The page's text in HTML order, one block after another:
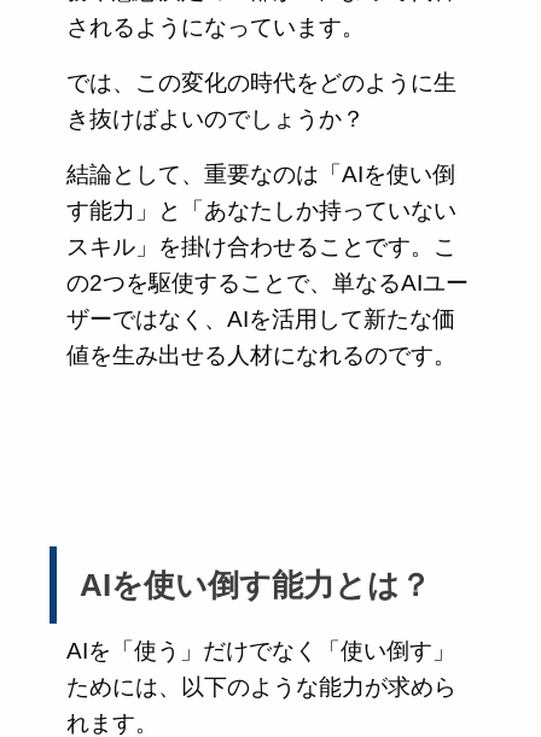
されるようになっています。
では、この変化の時代をどのように生
き抜けばよいのでしょうか？
結論として、重要なのは「AIを使い倒
す能力」と「あなたしか持っていない
スキル」を掛け合わせることです。こ
の2つを駆使することで、単なるAIユー
ザーではなく、AIを活用して新たな価
値を生み出せる人材になれるのです。
AIを使い倒す能力とは？
AIを「使う」だけでなく「使い倒す」
ためには、以下のような能力が求めら
れます。